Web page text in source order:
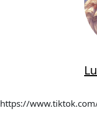
https://